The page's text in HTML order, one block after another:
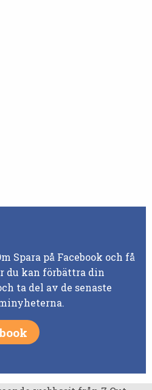
Spara på Facebook och få
du kan förbättra din
ta del av de senaste